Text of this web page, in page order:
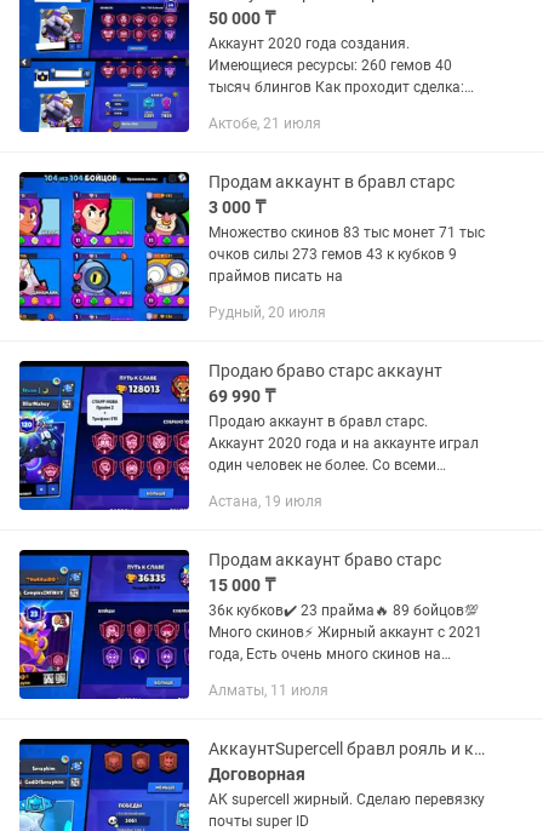
50 000 ₸
Аккаунт 2020 года создания.
Имеющиеся ресурсы: 260 гемов 40
тысяч блингов Как проходит сделка:
в чате - Вы предоставляете адрес
Актобе, 21 июля
Продам аккаунт в бравл старс
3 000 ₸
Множество скинов 83 тыс монет 71 тыс
очков силы 273 гемов 43 к кубков 9
праймов писать на
Рудный, 20 июля
Продаю браво старс аккаунт
69 990 ₸
Продаю аккаунт в бравл старс.
Аккаунт 2020 года и на аккаунте играл
один человек не более. Со всеми
аккаунт с gmail полностью Если вы с
Астана, 19 июля
Продам аккаунт браво старс
15 000 ₸
36к кубков✔️ 23 прайма🔥 89 бойцов💯
Много скинов⚡ Жирный аккаунт с 2021
года, Есть очень много скинов на
дорогие скины а так же бравл
Алматы, 11 июля
АккаунтSupercell бравл рояль и кланс
Договорная
АК supercell жирный. Сделаю перевязку
почты super ID